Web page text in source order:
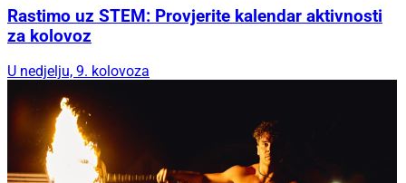
Rastimo uz STEM: Provjerite kalendar aktivnosti
za kolovoz
U nedjelju, 9. kolovoza